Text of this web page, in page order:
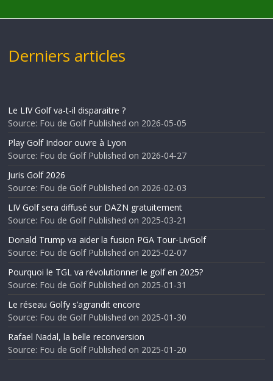
Derniers articles
Le LIV Golf va-t-il disparaitre ?
Source: Fou de Golf Published on 2026-05-05
Play Golf Indoor ouvre à Lyon
Source: Fou de Golf Published on 2026-04-27
Juris Golf 2026
Source: Fou de Golf Published on 2026-02-03
LIV Golf sera diffusé sur DAZN gratuitement
Source: Fou de Golf Published on 2025-03-21
Donald Trump va aider la fusion PGA Tour-LivGolf
Source: Fou de Golf Published on 2025-02-07
Pourquoi le TGL va révolutionner le golf en 2025?
Source: Fou de Golf Published on 2025-01-31
Le réseau Golfy s’agrandit encore
Source: Fou de Golf Published on 2025-01-30
Rafael Nadal, la belle reconversion
Source: Fou de Golf Published on 2025-01-20